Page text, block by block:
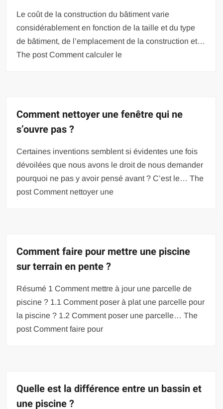
Le coût de la construction du bâtiment varie
considérablement en fonction de la taille et du type
de bâtiment, de l’emplacement de la construction et…
The post Comment calculer le
Comment nettoyer une fenêtre qui ne
s’ouvre pas ?
Certaines inventions semblent si évidentes une fois
dévoilées que nous avons le droit de nous demander
pourquoi ne pas y avoir pensé avant ? C’est le… The
post Comment nettoyer une
Comment faire pour mettre une piscine
sur terrain en pente ?
Résumé 1 Comment mettre à jour une parcelle de
piscine ? 1.1 Comment poser à plat une parcelle pour
la piscine ? 1.2 Comment poser une parcelle… The
post Comment faire pour
Quelle est la différence entre un bassin et
une piscine ?